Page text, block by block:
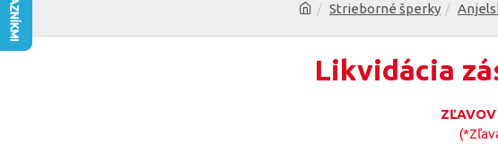
Strieborné šperky
Likvidácia